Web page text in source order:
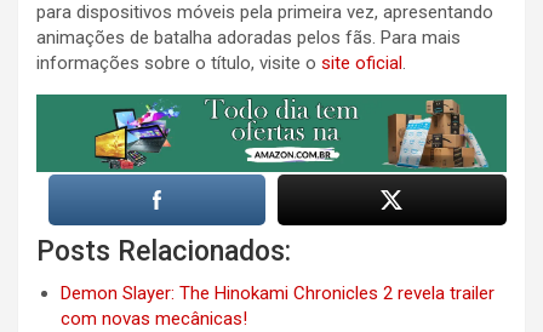
para dispositivos móveis pela primeira vez, apresentando
animações de batalha adoradas pelos fãs. Para mais
informações sobre o título, visite o site oficial.
Posts Relacionados:
Demon Slayer: The Hinokami Chronicles 2 revela trailer
com novas mecânicas!